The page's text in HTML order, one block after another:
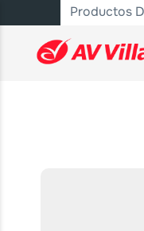
Saltar al contenido
Productos